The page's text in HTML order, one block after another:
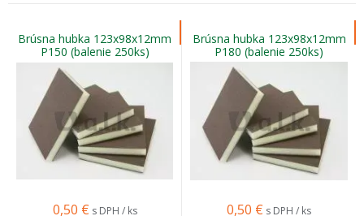
Brúsna hubka 123x98x12mm
P150 (balenie 250ks)
0,50 € s DPH / ks
Brúsna hubka 123x98x12mm
P180 (balenie 250ks)
0,50 € s DPH / ks